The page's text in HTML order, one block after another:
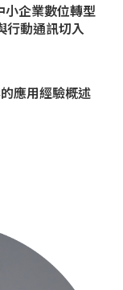
企業數位轉型
行動通訊切入
應用經驗概述